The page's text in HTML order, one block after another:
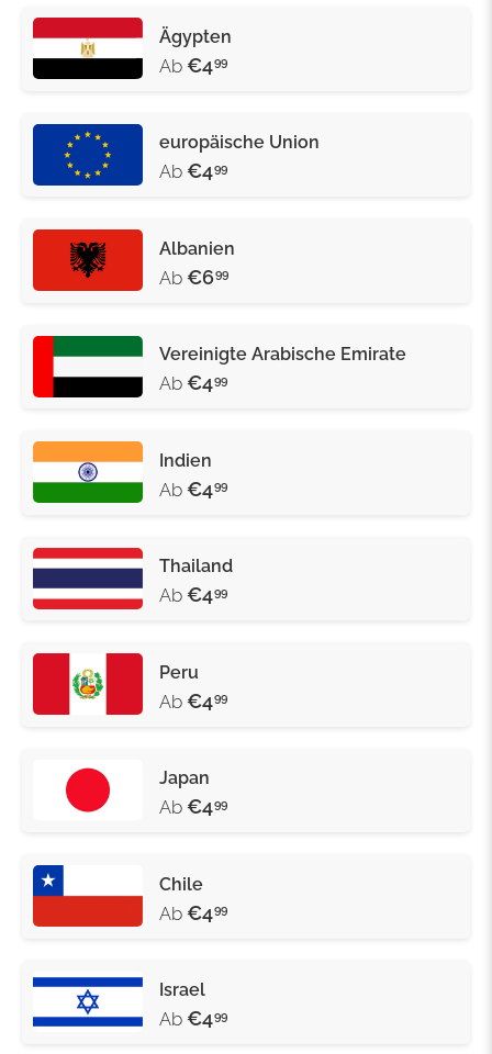
Ägypten
Ab €499
europäische Union
Ab €499
Albanien
Ab €699
Vereinigte Arabische Emirate
Ab €499
Indien
Ab €499
Thailand
Ab €499
Peru
Ab €499
Japan
Ab €499
Chile
Ab €499
Israel
Ab €499